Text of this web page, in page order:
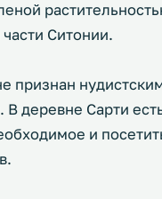
Ситонии.
признан
деревне Сарти
и